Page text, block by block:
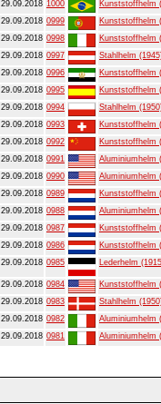
29.09.2018 1000
Kunststoffhelm
29.09.2018 0999
Kunststoffhelm
29.09.2018 0998
Kunststoffhelm
29.09.2018 0997
Stahlhelm
29.09.2018 0996
Kunststoffhelm
29.09.2018 0995
Kunststoffhelm
29.09.2018 0994
Stahlhelm
29.09.2018 0993
Kunststoffhelm
29.09.2018 0992
Kunststoffhelm
29.09.2018 0991
Aluminiumhelm
29.09.2018 0990
Aluminiumhelm
29.09.2018 0989
Kunststoffhelm
29.09.2018 0988
Aluminiumhelm
29.09.2018 0987
Kunststoffhelm
29.09.2018 0986
Kunststoffhelm
29.09.2018 0985 Lederhelm
29.09.2018 0984
Kunststoffhelm
29.09.2018 0983
Stahlhelm
29.09.2018 0982
Aluminiumhelm
29.09.2018 0981 Aluminiumhelm